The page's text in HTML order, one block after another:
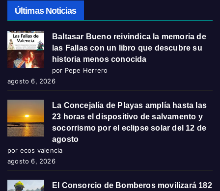
Últimas Noticias
Baltasar Bueno reivindica la memoria de
las Fallas con un libro que descubre su
historia menos conocida
por Pepe Herrero
agosto 6, 2026
La Concejalía de Playas amplía hasta las
23 horas el dispositivo de salvamento y
socorrismo por el eclipse solar del 12 de
agosto
por ecos valencia
agosto 6, 2026
El Consorcio de Bomberos movilizará 182